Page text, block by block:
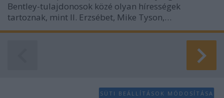
Bentley-tulajdonosok közé olyan hírességek
tartoznak, mint II. Erzsébet, Mike Tyson,…
SÜTI BEÁLLÍTÁSOK MÓDOSÍTÁSA